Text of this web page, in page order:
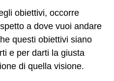
obiettivi, occorre
a dove vuoi andare
questi obiettivi siano
e per darti la giusta
di quella visione.